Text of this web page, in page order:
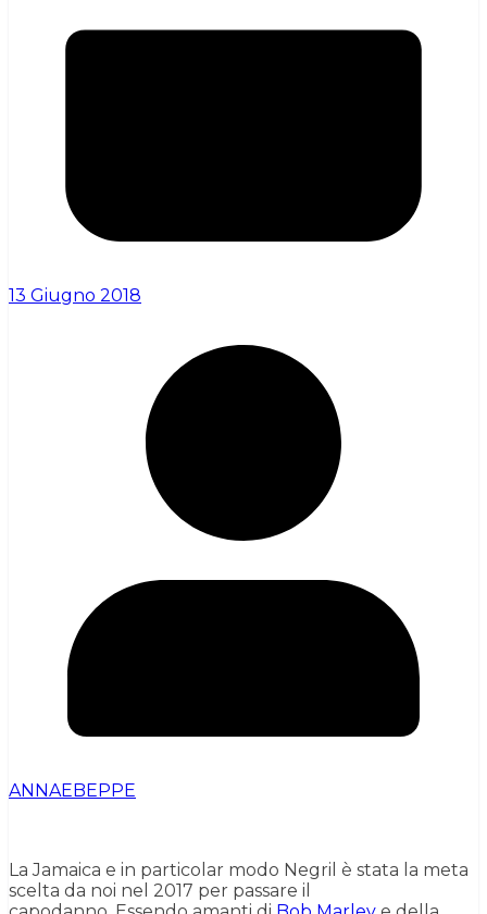
13 Giugno 2018
ANNAEBEPPE
La Jamaica e in particolar modo Negril è stata la meta
scelta da noi nel 2017 per passare il